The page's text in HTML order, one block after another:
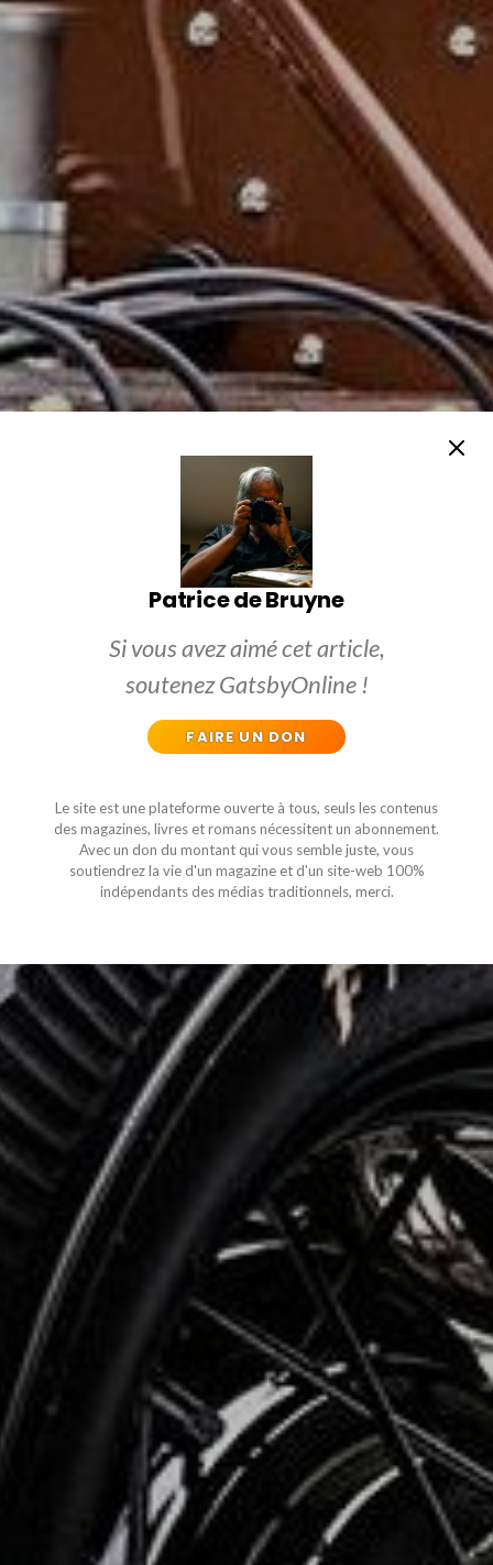
Patrice de Bruyne
Si vous avez aimé cet article,
soutenez GatsbyOnline !
FAIRE UN DON
Le site est une plateforme ouverte à tous, seuls les contenus
des magazines, livres et romans nécessitent un abonnement.
Avec un don du montant qui vous semble juste, vous
soutiendrez la vie d'un magazine et d'un site-web 100%
indépendants des médias traditionnels, merci.